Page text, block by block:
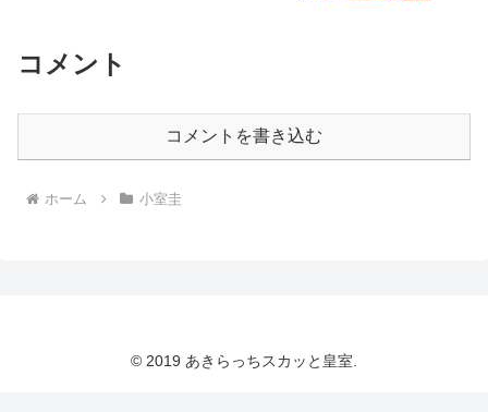
コメント
コメントを書き込む
ホーム 小室圭
© 2019 あきらっちスカッと皇室.